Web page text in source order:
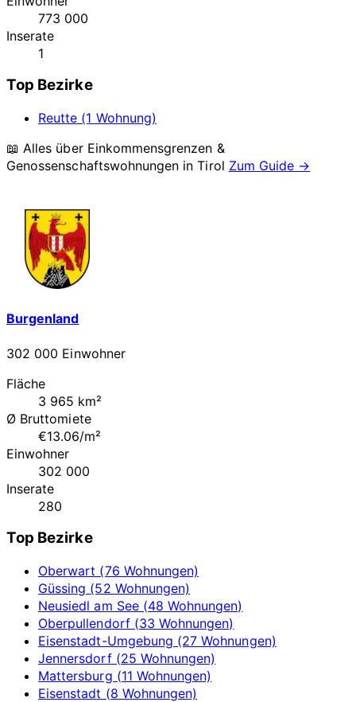
773 000
Inserate
1
Top Bezirke
Reutte (1 Wohnung)
📖 Alles über Einkommensgrenzen &
Genossenschaftswohnungen inTirol Zum Guide →
Burgenland
302 000 Einwohner
Fläche
3 965 km²
Ø Bruttomiete
€13.06/m²
Einwohner
302 000
Inserate
280
Top Bezirke
Oberwart (76 Wohnungen)
Güssing (52 Wohnungen)
Neusiedl am See (48 Wohnungen)
Oberpullendorf (33 Wohnungen)
Eisenstadt-Umgebung (27 Wohnungen)
Jennersdorf (25 Wohnungen)
Mattersburg (11 Wohnungen)
Eisenstadt (8 Wohnungen)